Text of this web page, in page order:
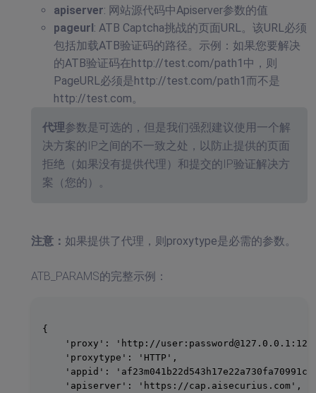
apiserver: 网站源代码中Apiserver参数的值
pageurl: ATB Captcha挑战的页面URL。该URL必须
包括加载ATB验证码的路径。示例：如果您要解决
的ATB验证码在http://test.com/path1中，则
PageURL必须是http://test.com/path1而不是
http://test.com。
代理参数是可选的，但是我们强烈建议使用一个解
决方案的IP之间的不一致之处，以防止提供的页面
拒绝（如果没有提供代理）和提交的IP验证解决方
案（您的）。
注意： 如果提供了代理，则proxytype是必需的参数。
ATB_PARAMS的完整示例：
{
    'proxy': 'http://user:
password@127.0.0.1
    'proxytype': 'HTTP',
'appid':
    'apiserver': 'https://cap.aisecurius.com',